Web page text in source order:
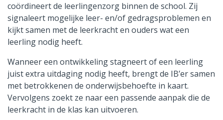
Vacatures
Ik zoek een school
coördineert de leerlingenzorg binnen de school. Zij
signaleert mogelijke leer- en/of gedragsproblemen en
kijkt samen met de leerkracht en ouders wat een
leerling nodig heeft.
Wanneer een ontwikkeling stagneert of een leerling
juist extra uitdaging nodig heeft, brengt de IB’er samen
met betrokkenen de onderwijsbehoefte in kaart.
Vervolgens zoekt ze naar een passende aanpak die de
leerkracht in de klas kan uitvoeren.